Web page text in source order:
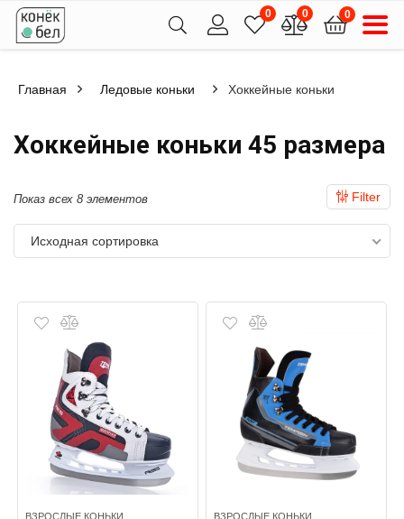
0 0 0
Главная Ледовые коньки Хоккейные коньки
Хоккейные коньки 45 размера
Filter
Показ всех 8 элементов
Исходная сортировка
ВЗРОСЛЫЕ КОНЬКИ ВЗРОСЛЫЕ КОНЬКИ